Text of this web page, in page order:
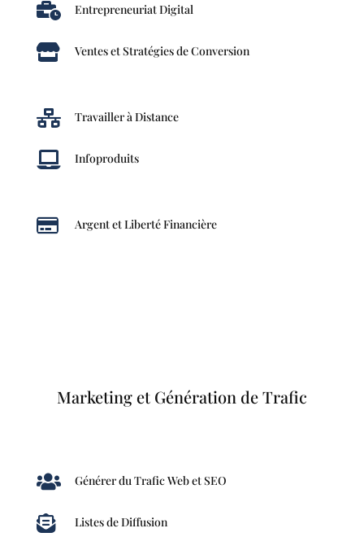
 Entrepreneuriat Digital
 Ventes et Stratégies de Conversion
 Travailler à Distance
 Infoproduits
 Argent et Liberté Financière
Marketing et Génération de Trafic
 Générer du Trafic Web et SEO
 Listes de Diffusion